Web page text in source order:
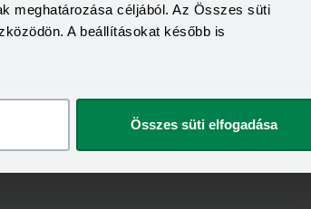
meghatározása céljából. Az Összes süti
A beállításokat később is
Összes süti elfogadása